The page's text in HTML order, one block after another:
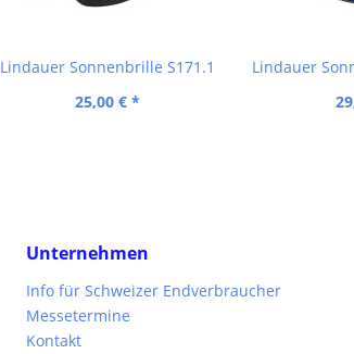
Lindauer Sonnenbrille S171.1
25,00 € *
Lindauer
Unternehmen
Info für Schweizer Endverbraucher
Messetermine
Kontakt